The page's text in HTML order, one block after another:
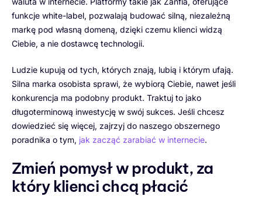
funkcje white-label, pozwalają budować silną, niezależną
markę pod własną domeną, dzięki czemu klienci widzą
Ciebie, a nie dostawcę technologii.
Ludzie kupują od tych, których znają, lubią i którym ufają.
Silna marka osobista sprawi, że wybiorą Ciebie, nawet jeśli
konkurencja ma podobny produkt. Traktuj to jako
długoterminową inwestycję w swój sukces. Jeśli chcesz
dowiedzieć się więcej, zajrzyj do naszego obszernego
poradnika o tym, jak zacząć zarabiać w internecie.
Zmień pomysł w produkt, za
który klienci chcą płacić